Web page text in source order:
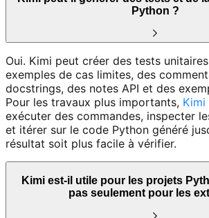
Python ?
Oui. Kimi peut créer des tests
exemples de cas limites, des
docstrings, des notes API et des
Pour les travaux plus importants, Kimi
exécuter des commandes, inspecter
et itérer sur le code Python généré
résultat soit plus facile à vérifier.
Kimi est-il utile pour les projets
pas seulement pour les